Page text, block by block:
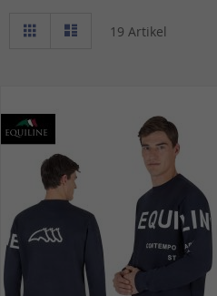
Ansicht
als
Raster 19 Artikel